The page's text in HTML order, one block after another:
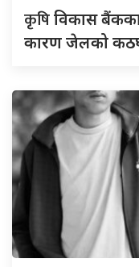
कृषिविकास
कारण जेलको